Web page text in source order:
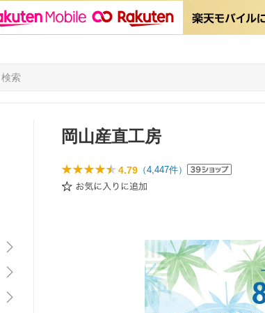
岡山産直工房
4.79 （4,447件）